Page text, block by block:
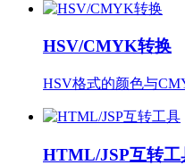
HSV/CMYK转换
HSV格式的颜色与
HTML/JSP互转工